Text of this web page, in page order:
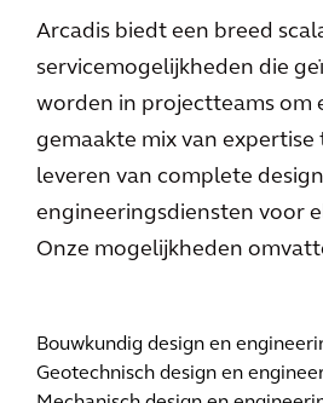
Arcadis biedt een breed
servicemogelijkheden die
worden in projectteams om
gemaakte mix van
leveren van complete
engineeringsdiensten voor
Onze mogelijkheden
Bouwkundig design en
Geotechnisch design en